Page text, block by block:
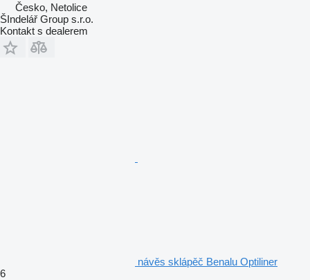
Česko, Netolice
ŠIndelář Group s.r.o.
Kontakt s dealerem
návěs sklápěč Benalu Optiliner
6